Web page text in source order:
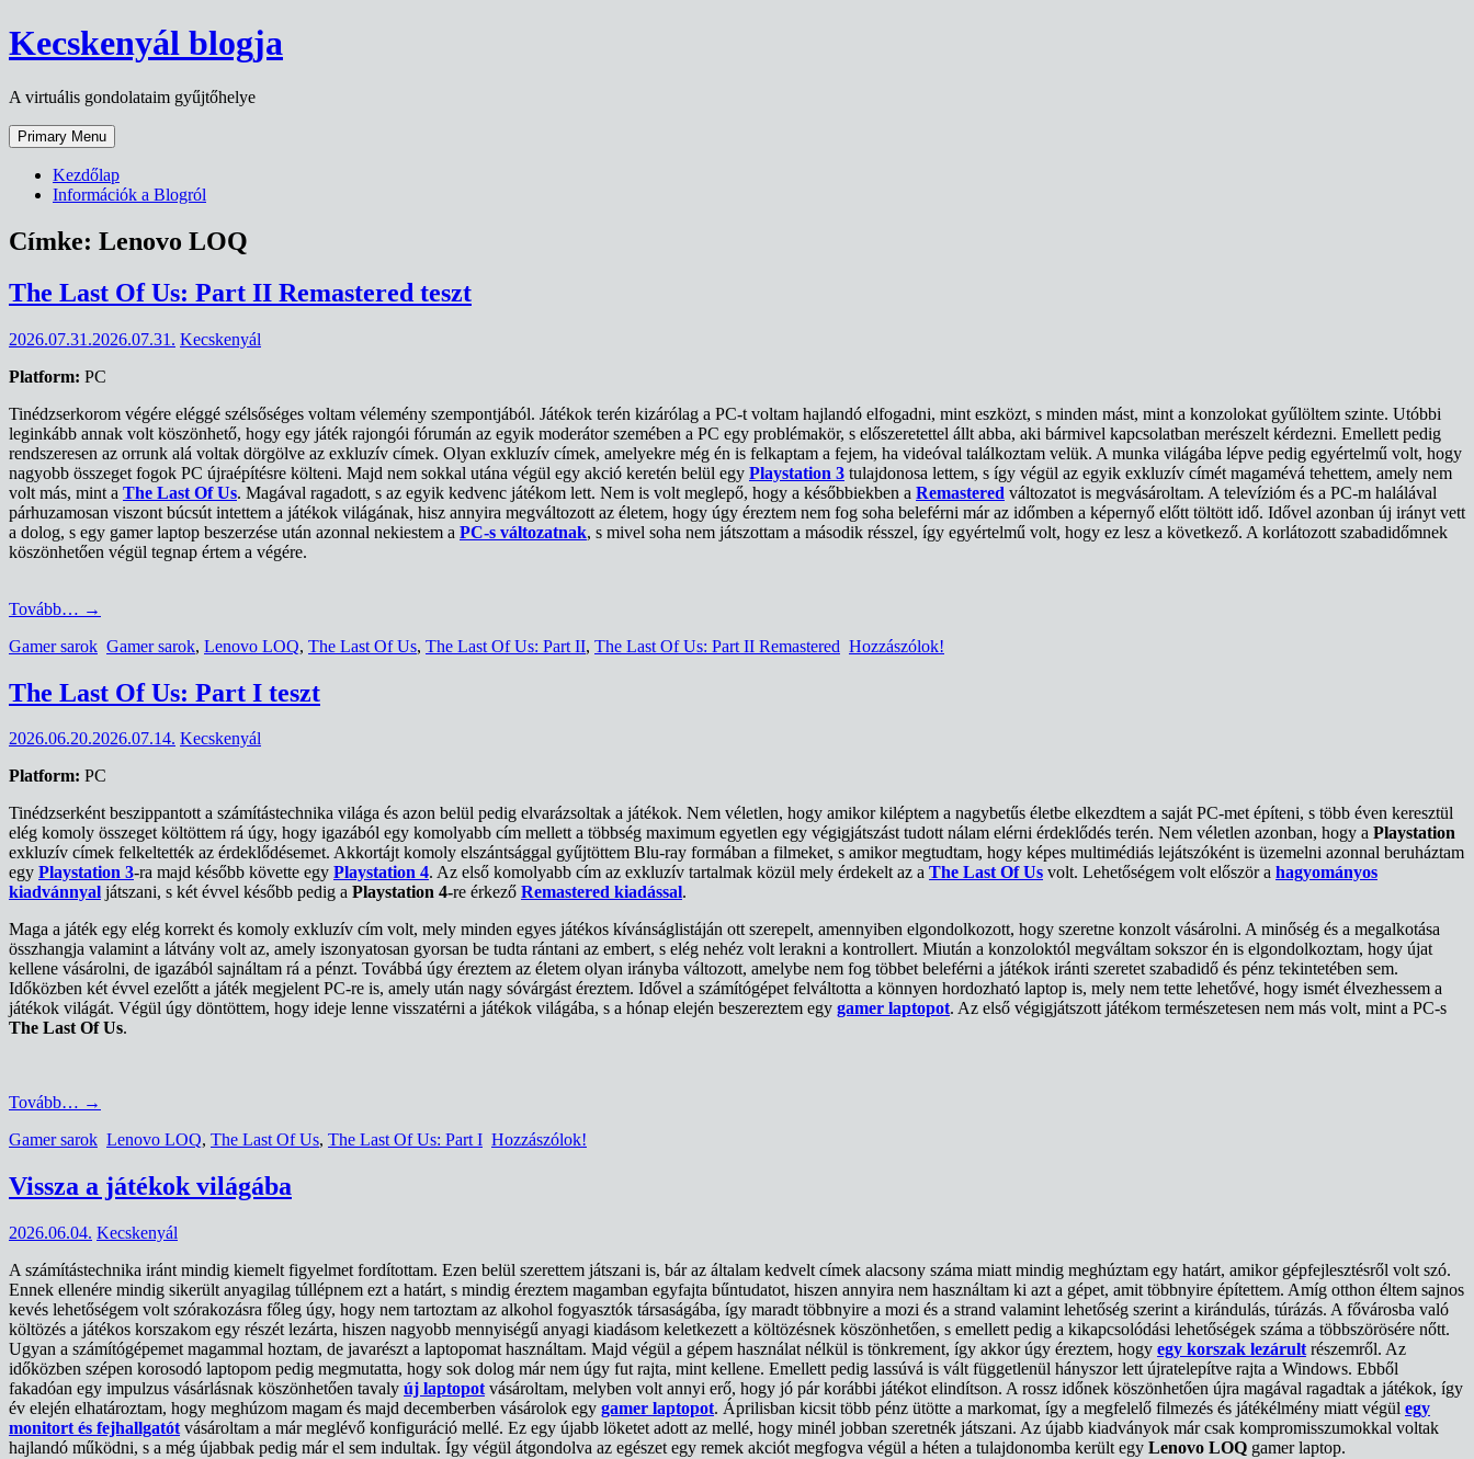
Skip
to
Kecskenyál blogja
A virtuális gondolataim gyűjtőhelye
Primary Menu
Kezdőlap
Információk a Blogról
Címke: Lenovo LOQ
The Last Of Us: Part II Remastered teszt
2026.07.31.2026.07.31. Kecskenyál
Platform: PC
Tinédzserkorom végére eléggé szélsőséges voltam vélemény szempontjából. Játékok terén kizárólag a PC-t voltam hajlandó elfogadni, mint eszközt, s minden mást, mint a konzolokat gyűlöltem szinte. Utóbbi
leginkább annak volt köszönhető, hogy egy játék rajongói fórumán az egyik moderátor szemében a PC egy problémakör, s előszeretettel állt abba, aki bármivel kapcsolatban merészelt kérdezni. Emellett pedig
rendszeresen az orrunk alá voltak dörgölve az exkluzív címek. Olyan exkluzív címek, amelyekre még én is felkaptam a fejem, ha videóval találkoztam velük. A munka világába lépve pedig egyértelmű volt, hogy
nagyobb összeget fogok PC újraépítésre költeni. Majd nem sokkal utána végül egy akció keretén belül egy Playstation 3 tulajdonosa lettem, s így végül az egyik exkluzív címét magamévá tehettem, amely nem
volt más, mint a The Last Of Us. Magával ragadott, s az egyik kedvenc játékom lett. Nem is volt meglepő, hogy a későbbiekben a Remastered változatot is megvásároltam. A televízióm és a PC-m halálával
párhuzamosan viszont búcsút intettem a játékok világának, hisz annyira megváltozott az életem, hogy úgy éreztem nem fog soha beleférni már az időmben a képernyő előtt töltött idő. Idővel azonban új irányt vett
a dolog, s egy gamer laptop beszerzése után azonnal nekiestem a PC-s változatnak, s mivel soha nem játszottam a második résszel, így egyértelmű volt, hogy ez lesz a következő. A korlátozott szabadidőmnek
köszönhetően végül tegnap értem a végére.
Tovább… →
Gamer sarok Gamer sarok, Lenovo LOQ, The Last Of Us, The Last Of Us: Part II, The Last Of Us: Part II Remastered Hozzászólok!
The Last Of Us: Part I teszt
2026.06.20.2026.07.14. Kecskenyál
Platform: PC
Tinédzserként beszippantott a számítástechnika világa és azon belül pedig elvarázsoltak a játékok. Nem véletlen, hogy amikor kiléptem a nagybetűs életbe elkezdtem a saját PC-met építeni, s több éven keresztül
elég komoly összeget költöttem rá úgy, hogy igazából egy komolyabb cím mellett a többség maximum egyetlen egy végigjátszást tudott nálam elérni érdeklődés terén. Nem véletlen azonban, hogy a Playstation
exkluzív címek felkeltették az érdeklődésemet. Akkortájt komoly elszántsággal gyűjtöttem Blu-ray formában a filmeket, s amikor megtudtam, hogy képes multimédiás lejátszóként is üzemelni azonnal beruháztam
egy Playstation 3-ra majd később követte egy Playstation 4. Az első komolyabb cím az exkluzív tartalmak közül mely érdekelt az a The Last Of Us volt. Lehetőségem volt először a hagyományos
kiadvánnyal játszani, s két évvel később pedig a Playstation 4-re érkező Remastered kiadással.
Maga a játék egy elég korrekt és komoly exkluzív cím volt, mely minden egyes játékos kívánságlistáján ott szerepelt, amennyiben elgondolkozott, hogy szeretne konzolt vásárolni. A minőség és a megalkotása
összhangja valamint a látvány volt az, amely iszonyatosan gyorsan be tudta rántani az embert, s elég nehéz volt lerakni a kontrollert. Miután a konzoloktól megváltam sokszor én is elgondolkoztam, hogy újat
kellene vásárolni, de igazából sajnáltam rá a pénzt. Továbbá úgy éreztem az életem olyan irányba változott, amelybe nem fog többet beleférni a játékok iránti szeretet szabadidő és pénz tekintetében sem.
Időközben két évvel ezelőtt a játék megjelent PC-re is, amely után nagy sóvárgást éreztem. Idővel a számítógépet felváltotta a könnyen hordozható laptop is, mely nem tette lehetővé, hogy ismét élvezhessem a
játékok világát. Végül úgy döntöttem, hogy ideje lenne visszatérni a játékok világába, s a hónap elején beszereztem egy gamer laptopot. Az első végigjátszott játékom természetesen nem más volt, mint a PC-s
The Last Of Us.
Tovább… →
Gamer sarok Lenovo LOQ, The Last Of Us, The Last Of Us: Part I Hozzászólok!
Vissza a játékok világába
2026.06.04. Kecskenyál
A számítástechnika iránt mindig kiemelt figyelmet fordítottam. Ezen belül szerettem játszani is, bár az általam kedvelt címek alacsony száma miatt mindig meghúztam egy határt, amikor gépfejlesztésről volt szó.
Ennek ellenére mindig sikerült anyagilag túllépnem ezt a határt, s mindig éreztem magamban egyfajta bűntudatot, hiszen annyira nem használtam ki azt a gépet, amit többnyire építettem. Amíg otthon éltem sajnos
kevés lehetőségem volt szórakozásra főleg úgy, hogy nem tartoztam az alkohol fogyasztók társaságába, így maradt többnyire a mozi és a strand valamint lehetőség szerint a kirándulás, túrázás. A fővárosba való
költözés a játékos korszakom egy részét lezárta, hiszen nagyobb mennyiségű anyagi kiadásom keletkezett a költözésnek köszönhetően, s emellett pedig a kikapcsolódási lehetőségek száma a többszörösére nőtt.
Ugyan a számítógépemet magammal hoztam, de javarészt a laptopomat használtam. Majd végül a gépem használat nélkül is tönkrement, így akkor úgy éreztem, hogy egy korszak lezárult részemről. Az
időközben szépen korosodó laptopom pedig megmutatta, hogy sok dolog már nem úgy fut rajta, mint kellene. Emellett pedig lassúvá is vált függetlenül hányszor lett újratelepítve rajta a Windows. Ebből
fakadóan egy impulzus vásárlásnak köszönhetően tavaly új laptopot vásároltam, melyben volt annyi erő, hogy jó pár korábbi játékot elindítson. A rossz időnek köszönhetően újra magával ragadtak a játékok, így
év elején elhatároztam, hogy meghúzom magam és majd decemberben vásárolok egy gamer laptopot. Áprilisban kicsit több pénz ütötte a markomat, így a megfelelő filmezés és játékélmény miatt végül egy
monitort és fejhallgatót vásároltam a már meglévő konfiguráció mellé. Ez egy újabb löketet adott az mellé, hogy minél jobban szeretnék játszani. Az újabb kiadványok már csak kompromisszumokkal voltak
hajlandó működni, s a még újabbak pedig már el sem indultak. Így végül átgondolva az egészet egy remek akciót megfogva végül a héten a tulajdonomba került egy Lenovo LOQ gamer laptop.